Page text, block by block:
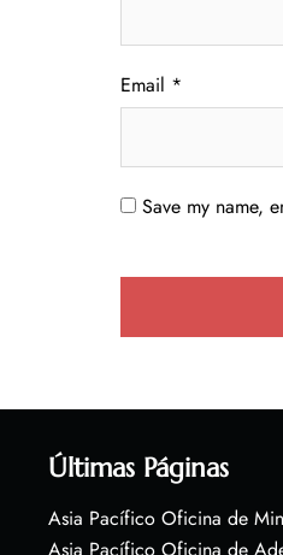
Email *
Save my name,
Últimas Páginas
Asia Pacífico Oficina de